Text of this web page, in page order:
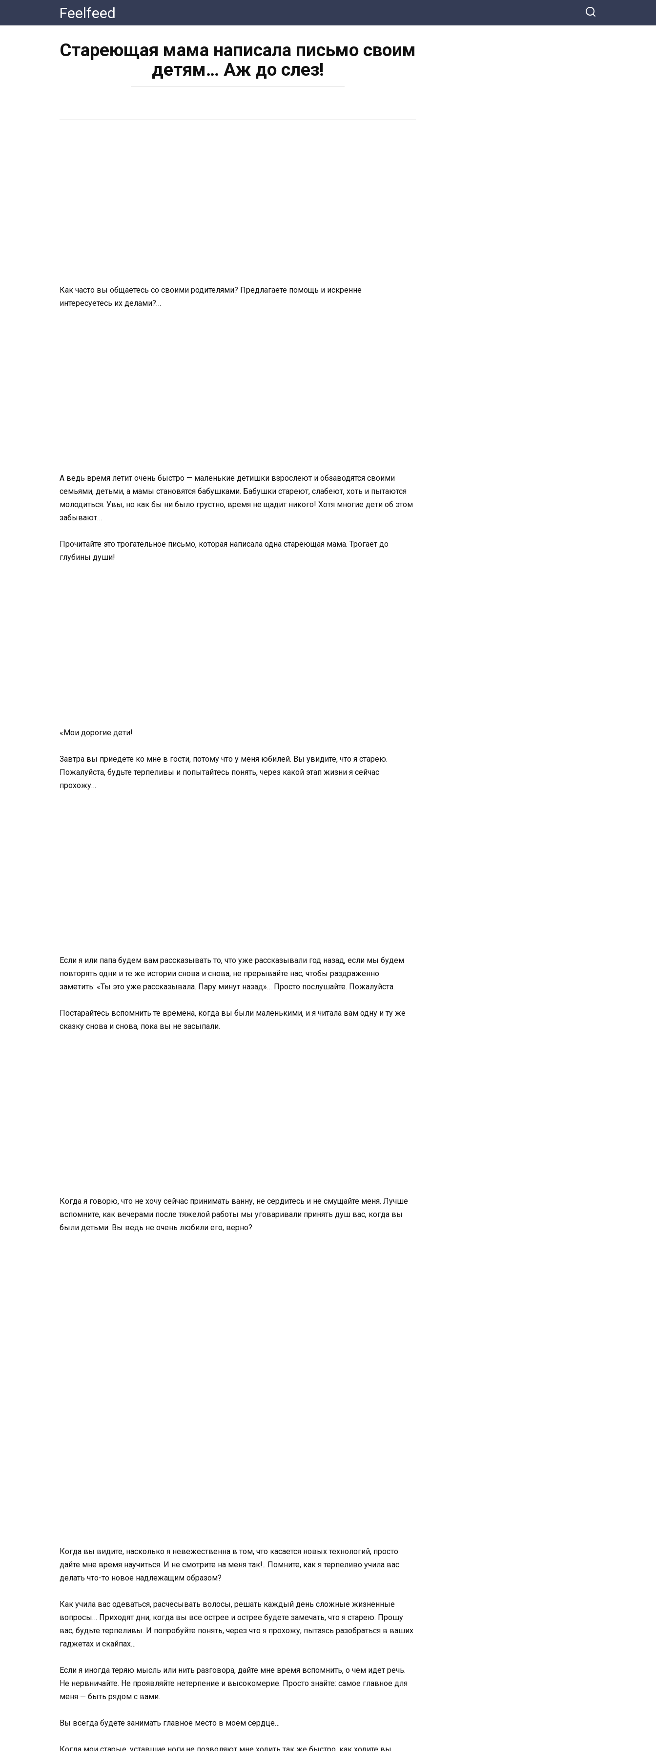
контенту
Feelfeed
Стареющая мама написала письмо своим
детям… Аж до слез!
Как часто вы общаетесь со своими родителями? Предлагаете помощь и искренне
интересуетесь их делами?…
А ведь время летит очень быстро — маленькие детишки взрослеют и обзаводятся своими
семьями, детьми, а мамы становятся бабушками. Бабушки стареют, слабеют, хоть и пытаются
молодиться. Увы, но как бы ни было грустно, время не щадит никого! Хотя многие дети об этом
забывают…
Прочитайте это трогательное письмо, которая написала одна стареющая мама. Трогает до
глубины души!
«Мои дорогие дети!
Завтра вы приедете ко мне в гости, потому что у меня юбилей. Вы увидите, что я старею.
Пожалуйста, будьте терпеливы и попытайтесь понять, через какой этап жизни я сейчас
прохожу…
Если я или папа будем вам рассказывать то, что уже рассказывали год назад, если мы будем
повторять одни и те же истории снова и снова, не прерывайте нас, чтобы раздраженно
заметить: «Ты это уже рассказывала. Пару минут назад»… Просто послушайте. Пожалуйста.
Постарайтесь вспомнить те времена, когда вы были маленькими, и я читала вам одну и ту же
сказку снова и снова, пока вы не засыпали.
Когда я говорю, что не хочу сейчас принимать ванну, не сердитесь и не смущайте меня. Лучше
вспомните, как вечерами после тяжелой работы мы уговаривали принять душ вас, когда вы
были детьми. Вы ведь не очень любили его, верно?
Когда вы видите, насколько я невежественна в том, что касается новых технологий, просто
дайте мне время научиться. И не смотрите на меня так!.. Помните, как я терпеливо учила вас
делать что-то новое надлежащим образом?
Как учила вас одеваться, расчесывать волосы, решать каждый день сложные жизненные
вопросы… Приходят дни, когда вы все острее и острее будете замечать, что я старею. Прошу
вас, будьте терпеливы. И попробуйте понять, через что я прохожу, пытаясь разобраться в ваших
гаджетах и скайпах…
Если я иногда теряю мысль или нить разговора, дайте мне время вспомнить, о чем идет речь.
Не нервничайте. Не проявляйте нетерпение и высокомерие. Просто знайте: самое главное для
меня — быть рядом с вами.
Вы всегда будете занимать главное место в моем сердце…